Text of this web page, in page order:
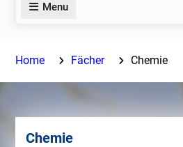
Menu
Home Fächer Chemie
Chemie